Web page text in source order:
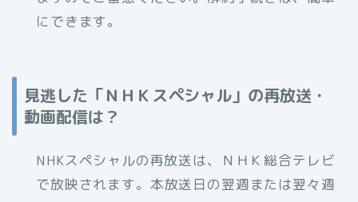
にできます。
見逃した「ＮＨＫスペシャル」の再放送・
動画配信は？
NHKスペシャルの再放送は、ＮＨＫ総合テレビ
で放映されます。本放送日の翌週または翌々週